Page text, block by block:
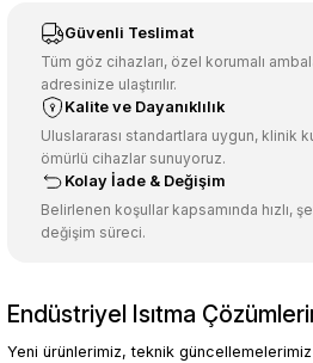
Ürün resmi kalitesiz, bozuk veya
Ürün açıklamasında eksik bilgiler
Ürün bilgilerinde hatalar bulunuyor.
Ürün fiyatı diğer sitelerden daha pahalı.
Bu ürüne benzer farklı alternatifler olmalı.
Gönder
Güvenli Teslimat
Tüm göz cihazları, özel korumalı
adresinize ulaştırılır.
Kalite ve Dayanıklılık
Uluslararası standartlara uygun, klinik
ömürlü cihazlar sunuyoruz.
Kolay İade & Değişim
Belirlenen koşullar kapsamında hızlı,
değişim süreci.
Endüstriyel Isıtma
Yeni ürünlerimiz, teknik